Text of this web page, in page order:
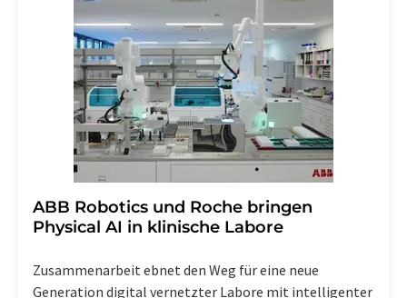
widerruf@lumitos.commit Wirkung für die Zukunft
widerrufen. Zudem ist in jeder E-Mail ein Link zur
Abbestellung des entsprechenden Newsletters
enthalten.
​​​​​​​ABB Robotics und Roche bringen
Physical AI in klinische Labore
Zusammenarbeit ebnet den Weg für eine neue
Generation digital vernetzter Labore mit intelligenter